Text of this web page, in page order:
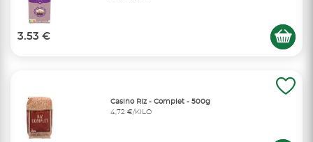
3.53 €
Casino Riz - Complet - 500g
4,72 €/KILO